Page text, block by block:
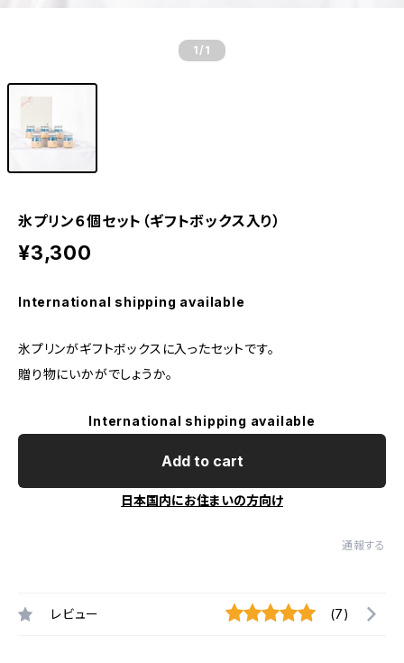
1 /1
氷プリン６個セット（ギフトボックス入り）
¥3,300
International shipping available
氷プリンがギフトボックスに入ったセットです。
贈り物にいかがでしょうか。
International shipping available
Add to cart
日本国内にお住まいの方向け
通報する
レビュー (7)